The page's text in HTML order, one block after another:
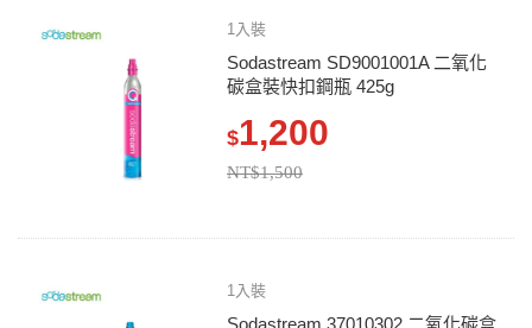
1入裝
Sodastream SD9001001A 二氧化
碳盒裝快扣鋼瓶 425g
$1,200
NT$1,500
1入裝